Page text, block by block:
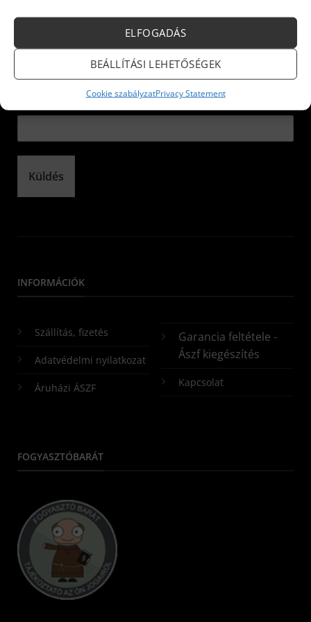
ELFOGADÁS
BEÁLLÍTÁSI LEHETŐSÉGEK
Cookie szabályzatPrivacy Statement
Név:*
E-mail:*
Küldés
INFORMÁCIÓK
Szállítás, fizetés
Adatvédelmi nyilatkozat
Áruházi ÁSZF
Garancia feltétele -
Ászf kiegészítés
Kapcsolat
FOGYASZTÓBARÁT